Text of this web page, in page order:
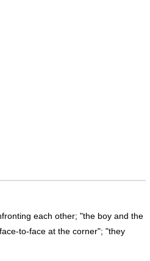
each other; "the boy and the
to-face at the corner"; "they